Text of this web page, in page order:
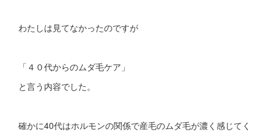
わたしは見てなかったのですが
「４０代からのムダ毛ケア」
と言う内容でした。
確かに40代はホルモンの関係で産毛のムダ毛が濃く感じてく